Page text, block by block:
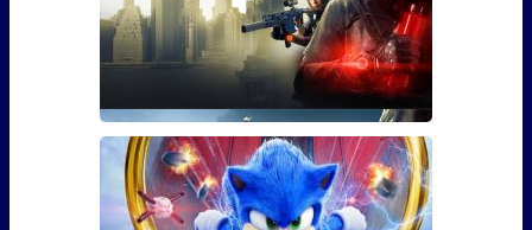
Гайд: Как использовать бустер
30 уровня для The Division 2
Фанаты The Division 2 наверняка уже в курсе, что 3
марта игра �